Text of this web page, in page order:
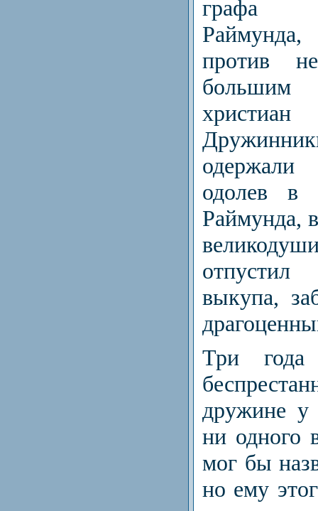
графа
против
одолев в
Раймунда,
выкупа,
Три
дружине у
ни одного
мог бы
но ему